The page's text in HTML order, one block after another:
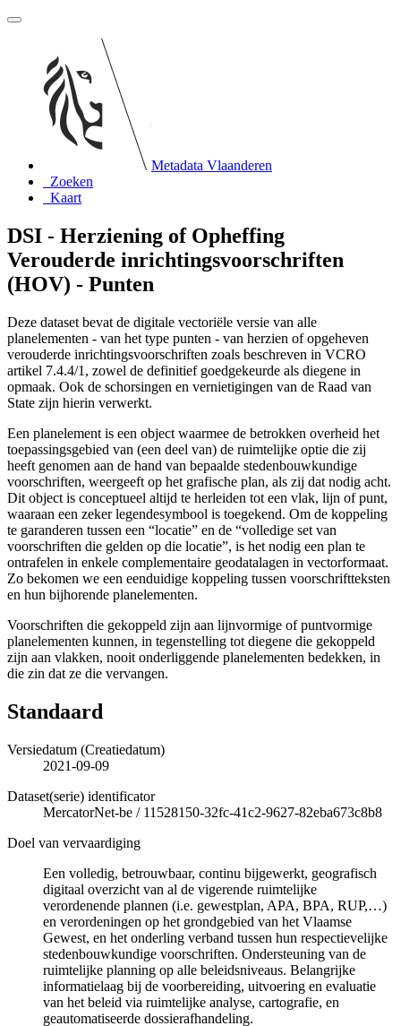
Metadata Vlaanderen
Zoeken
Kaart
DSI - Herziening of Opheffing
Verouderde inrichtingsvoorschriften
(HOV) - Punten
Deze dataset bevat de digitale vectoriële versie van alle
planelementen - van het type punten - van herzien of opgeheven
verouderde inrichtingsvoorschriften zoals beschreven in VCRO
artikel 7.4.4/1, zowel de definitief goedgekeurde als diegene in
opmaak. Ook de schorsingen en vernietigingen van de Raad van
State zijn hierin verwerkt.
Een planelement is een object waarmee de betrokken overheid het
toepassingsgebied van (een deel van) de ruimtelijke optie die zij
heeft genomen aan de hand van bepaalde stedenbouwkundige
voorschriften, weergeeft op het grafische plan, als zij dat nodig acht.
Dit object is conceptueel altijd te herleiden tot een vlak, lijn of punt,
waaraan een zeker legendesymbool is toegekend. Om de koppeling
te garanderen tussen een “locatie” en de “volledige set van
voorschriften die gelden op die locatie”, is het nodig een plan te
ontrafelen in enkele complementaire geodatalagen in vectorformaat.
Zo bekomen we een eenduidige koppeling tussen voorschriftteksten
en hun bijhorende planelementen.
Voorschriften die gekoppeld zijn aan lijnvormige of puntvormige
planelementen kunnen, in tegenstelling tot diegene die gekoppeld
zijn aan vlakken, nooit onderliggende planelementen bedekken, in
die zin dat ze die vervangen.
Standaard
Versiedatum (Creatiedatum)
2021-09-09
Dataset(serie) identificator
MercatorNet-be / 11528150-32fc-41c2-9627-82eba673c8b8
Doel van vervaardiging
Een volledig, betrouwbaar, continu bijgewerkt, geografisch
digitaal overzicht van al de vigerende ruimtelijke
verordenende plannen (i.e. gewestplan, APA, BPA, RUP,…)
en verordeningen op het grondgebied van het Vlaamse
Gewest, en het onderling verband tussen hun respectievelijke
stedenbouwkundige voorschriften. Ondersteuning van de
ruimtelijke planning op alle beleidsniveaus. Belangrijke
informatielaag bij de voorbereiding, uitvoering en evaluatie
van het beleid via ruimtelijke analyse, cartografie, en
geautomatiseerde dossierafhandeling.